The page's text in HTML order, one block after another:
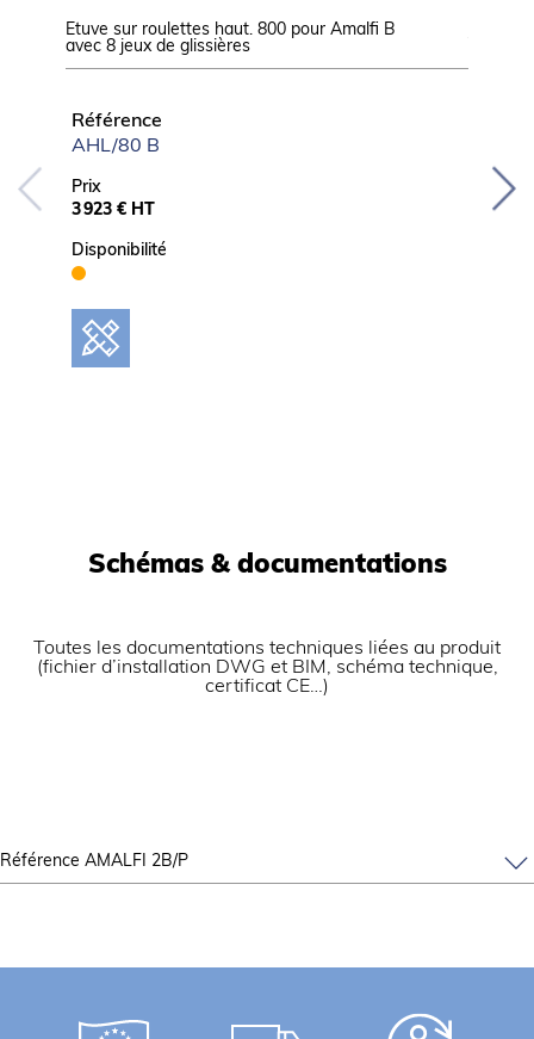
Etuve sur roulettes haut. 800 pour Amalfi B
avec 8 jeux de glissières
Référence
AHL/80 B
Prix
3 923 € HT
Disponibilité
Prix
102 €
Schémas & documentations
Toutes les documentations techniques liées au produit
(fichier d’installation DWG et BIM, schéma technique,
certificat CE…)
Référence AMALFI 2B/P